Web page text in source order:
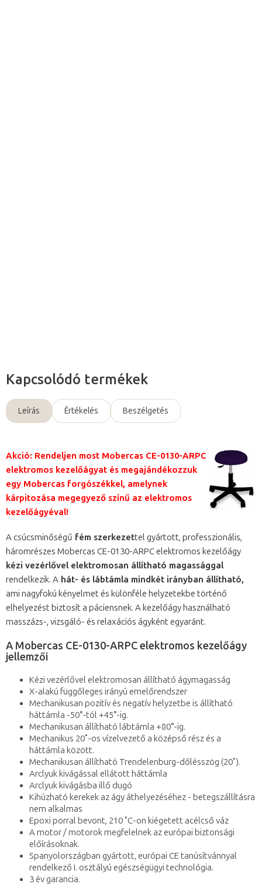
Kapcsolódó termékek
Leírás Értékelés Beszélgetés
Akció: Rendeljen most Mobercas CE-0130-ARPC
elektromos kezelőágyat és megajándékozzuk
egy Mobercas forgószékkel, amelynek
kárpitozása megegyező színű az elektromos
kezelőágyéval!
A csúcsminőségű fém szerkezettel gyártott, professzionális,
háromrészes Mobercas CE-0130-ARPC elektromos kezelőágy
kézi vezérlővel elektromosan állítható magassággal
rendelkezik. A hát- és lábtámla mindkét irányban állítható,
ami nagyfokú kényelmet és különféle helyzetekbe történő
elhelyezést biztosít a páciensnek. A kezelőágy használható
masszázs-, vizsgáló- és relaxációs ágyként egyaránt.
A Mobercas CE-0130-ARPC elektromos kezelőágy
jellemzői
Kézi vezérlővel elektromosan állítható ágymagasság
X-alakú függőleges irányú emelőrendszer
Mechanikusan pozitív és negatív helyzetbe is állítható
háttámla -50°-tól +45°-ig.
Mechanikusan állítható lábtámla +80°-ig.
Mechanikus 20˚-os vízelvezető a középső rész és a
háttámla között.
Mechanikusan állítható Trendelenburg-dőlésszög (20˚).
Arclyuk kivágással ellátott háttámla
Arclyuk kivágásba illő dugó
Kihúzható kerekek az ágy áthelyezéséhez - betegszállításra
nem alkalmas
Epoxi porral bevont, 210 ˚C-on kiégetett acélcső váz
A motor / motorok megfelelnek az európai biztonsági
előírásoknak.
Spanyolországban gyártott, európai CE tanúsítvánnyal
rendelkező I. osztályú egészségügyi technológia.
3 év garancia.